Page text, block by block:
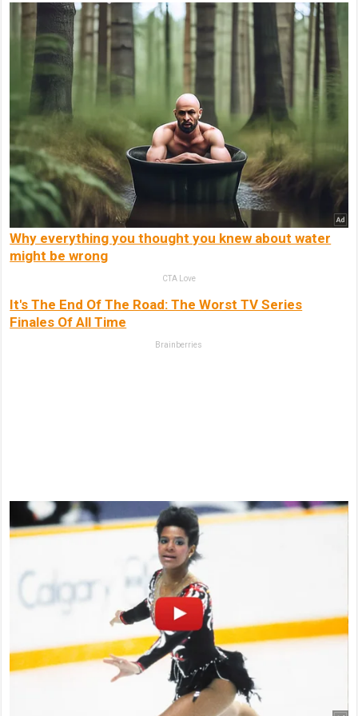
Why everything you thought you knew about water
might be wrong
CTA Love
It's The End Of The Road: The Worst TV Series
Finales Of All Time
Brainberries